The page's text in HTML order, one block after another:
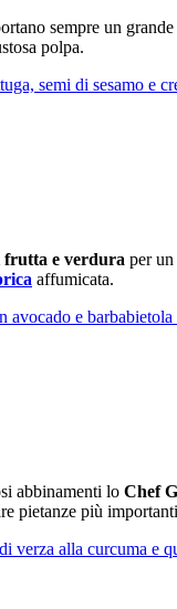
sempre un grande
polpa.
semi di sesamo e
frutta e verdura per un
affumicata.
avocado e barbabietola
abbinamenti lo Chef
pietanze più
verza alla curcuma e